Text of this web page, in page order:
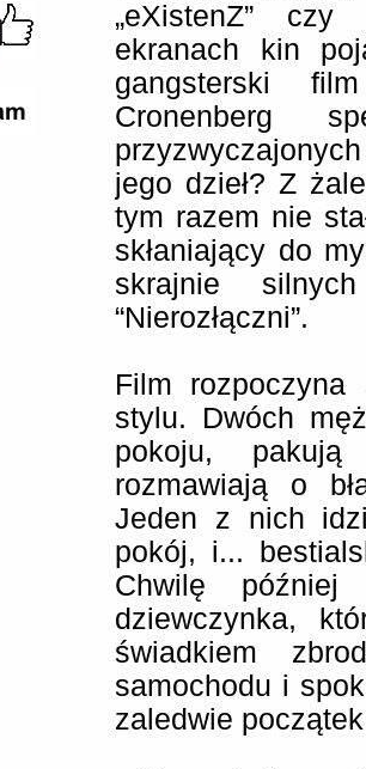
„eXistenZ”
ekranach kin
gangsterski
Cronenberg
jego dzieł? Z
tym razem nie
skłaniający do
skrajnie
“Nierozłączni”.
Film
stylu. Dwóch
pokoju,
rozmawiają o
Jeden z nich
pokój, i...
Chwilę później
dziewczynka,
świadkiem
samochodu i
zaledwie